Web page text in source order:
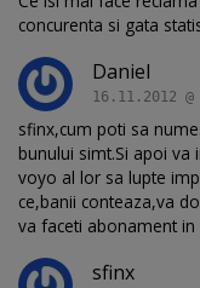
concurenta si gata
Daniel
16.11.2012
sfinx,cum poti sa
bunului simt.Si apoi va
voyo al lor sa lupte
ce,banii conteaza,va
va faceti abonament
sfinx